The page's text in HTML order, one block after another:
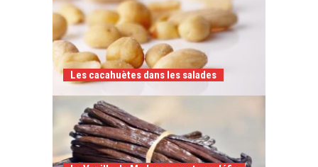
Les cacahuètes dans les salades